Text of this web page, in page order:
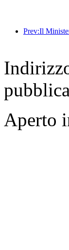
Aperto